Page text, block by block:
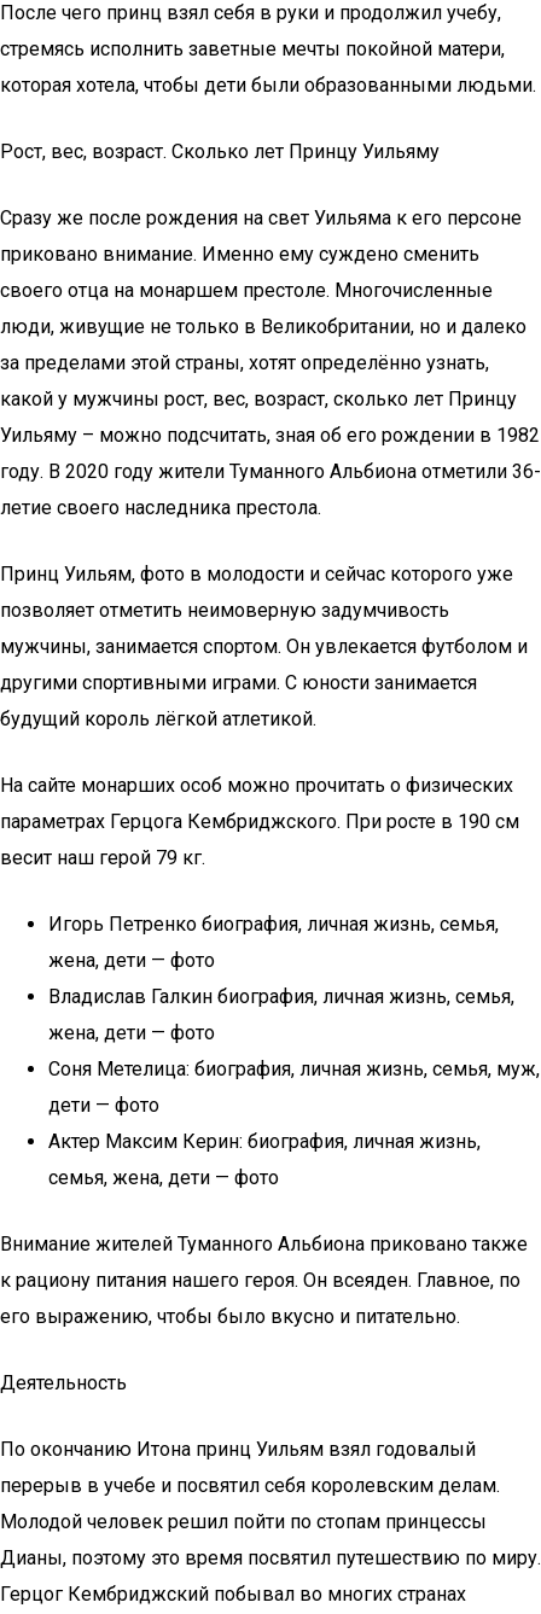
После чего принц взял себя в руки и продолжил учебу,
стремясь исполнить заветные мечты покойной матери,
которая хотела, чтобы дети были образованными людьми.
Рост, вес, возраст. Сколько лет Принцу Уильяму
Сразу же после рождения на свет Уильяма к его персоне
приковано внимание. Именно ему суждено сменить
своего отца на монаршем престоле. Многочисленные
люди, живущие не только в Великобритании, но и далеко
за пределами этой страны, хотят определённо узнать,
какой у мужчины рост, вес, возраст, сколько лет Принцу
Уильяму – можно подсчитать, зная об его рождении в 1982
году. В 2020 году жители Туманного Альбиона отметили 36-
летие своего наследника престола.
Принц Уильям, фото в молодости и сейчас которого уже
позволяет отметить неимоверную задумчивость
мужчины, занимается спортом. Он увлекается футболом и
другими спортивными играми. С юности занимается
будущий король лёгкой атлетикой.
На сайте монарших особ можно прочитать о физических
параметрах Герцога Кембриджского. При росте в 190 см
весит наш герой 79 кг.
Игорь Петренко биография, личная жизнь, семья,
жена, дети — фото
Владислав Галкин биография, личная жизнь, семья,
жена, дети — фото
Соня Метелица: биография, личная жизнь, семья, муж,
дети — фото
Актер Максим Керин: биография, личная жизнь,
семья, жена, дети — фото
Внимание жителей Туманного Альбиона приковано также
к рациону питания нашего героя. Он всеяден. Главное, по
его выражению, чтобы было вкусно и питательно.
Деятельность
По окончанию Итона принц Уильям взял годовалый
перерыв в учебе и посвятил себя королевским делам.
Молодой человек решил пойти по стопам принцессы
Дианы, поэтому это время посвятил путешествию по миру.
Герцог Кембриджский побывал во многих странах